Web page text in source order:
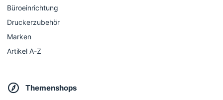
Büroeinrichtung
Druckerzubehör
Marken
Artikel A-Z
Themenshops